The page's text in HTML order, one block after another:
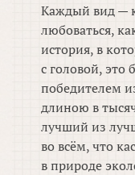
Каждый вид —
любоваться,
история, в
с головой,
победителем
длиною в
лучший из
во всём, что
в природе